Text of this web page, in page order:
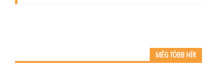
MÉG TÖBB HÍR